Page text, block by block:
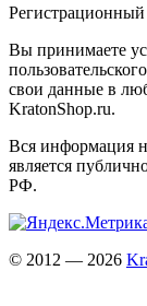
Вы принимаете
свои данные в
KratonShop.ru.
Вся информация
является
РФ.
© 2012 — 2026